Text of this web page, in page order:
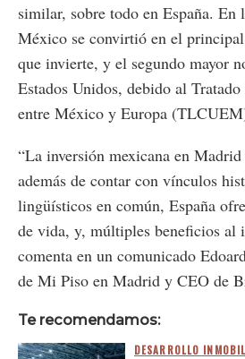
similar, sobre todo en España. En
México se convirtió en el
que invierte, y el segundo mayor
Estados Unidos, debido al
entre México y Europa
“La inversión mexicana en Madrid
además de contar con vínculos
lingüísticos en común, España
de vida, y, múltiples beneficios al
comenta en un comunicado
de Mi Piso en Madrid y CEO de
Te recomendamos:
DESARROLLO